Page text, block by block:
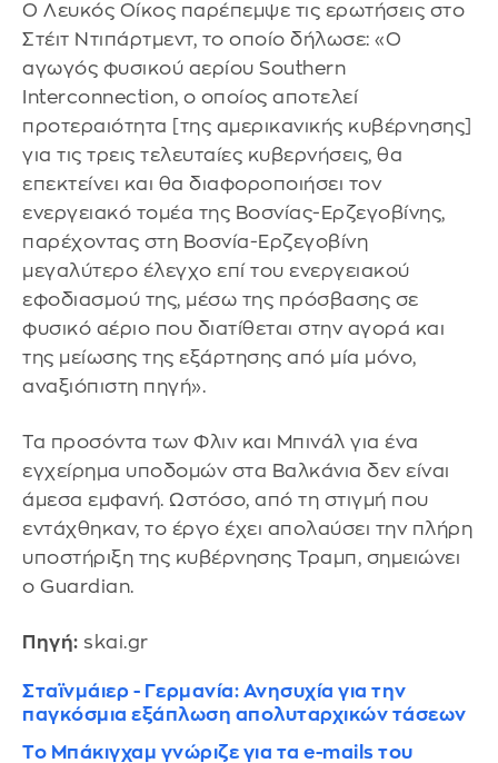
Ο Λευκός Οίκος παρέπεμψε τις ερωτήσεις στο
Στέιτ Ντιπάρτμεντ, το οποίο δήλωσε: «Ο
αγωγός φυσικού αερίου Southern
Interconnection, ο οποίος αποτελεί
προτεραιότητα [της αμερικανικής κυβέρνησης]
για τις τρεις τελευταίες κυβερνήσεις, θα
επεκτείνει και θα διαφοροποιήσει τον
ενεργειακό τομέα της Βοσνίας-Ερζεγοβίνης,
παρέχοντας στη Βοσνία-Ερζεγοβίνη
μεγαλύτερο έλεγχο επί του ενεργειακού
εφοδιασμού της, μέσω της πρόσβασης σε
φυσικό αέριο που διατίθεται στην αγορά και
της μείωσης της εξάρτησης από μία μόνο,
αναξιόπιστη πηγή».
Τα προσόντα των Φλιν και Μπινάλ για ένα
εγχείρημα υποδομών στα Βαλκάνια δεν είναι
άμεσα εμφανή. Ωστόσο, από τη στιγμή που
εντάχθηκαν, το έργο έχει απολαύσει την πλήρη
υποστήριξη της κυβέρνησης Τραμπ, σημειώνει
ο Guardian.
Πηγή: skai.gr
Σταϊνμάιερ - Γερμανία: Ανησυχία για την
παγκόσμια εξάπλωση απολυταρχικών τάσεων
Το Μπάκιγχαμ γνώριζε για τα e-mails του